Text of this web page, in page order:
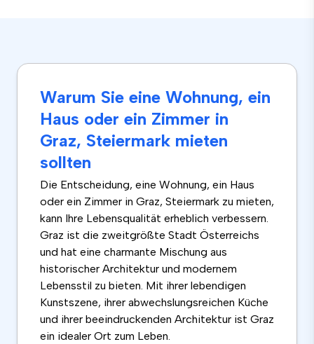
Warum Sie eine Wohnung, ein
Haus oder ein Zimmer in
Graz, Steiermark mieten
sollten
Die Entscheidung, eine Wohnung, ein Haus
oder ein Zimmer in Graz, Steiermark zu mieten,
kann Ihre Lebensqualität erheblich verbessern.
Graz ist die zweitgrößte Stadt Österreichs
und hat eine charmante Mischung aus
historischer Architektur und modernem
Lebensstil zu bieten. Mit ihrer lebendigen
Kunstszene, ihrer abwechslungsreichen Küche
und ihrer beeindruckenden Architektur ist Graz
ein idealer Ort zum Leben.